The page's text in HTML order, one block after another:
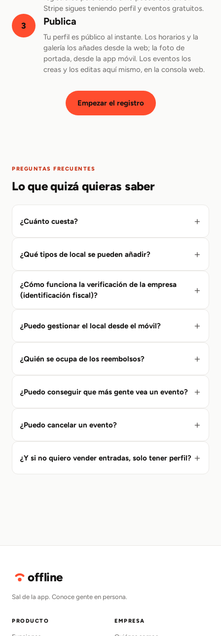
Stripe sigues teniendo perfil y eventos gratuitos.
3 Publica
Tu perfil es público al instante. Los horarios y la
galería los añades desde la web; la foto de
portada, desde la app móvil. Los eventos los
creas y los editas aquí mismo, en la consola web.
Empezar el registro
PREGUNTAS FRECUENTES
Lo que quizá quieras saber
¿Cuánto cuesta?
¿Qué tipos de local se pueden añadir?
¿Cómo funciona la verificación de la empresa
(identificación fiscal)?
¿Puedo gestionar el local desde el móvil?
¿Quién se ocupa de los reembolsos?
¿Puedo conseguir que más gente vea un evento?
¿Puedo cancelar un evento?
¿Y si no quiero vender entradas, solo tener perfil?
offline
Sal de la app. Conoce gente en persona.
PRODUCTO EMPRESA